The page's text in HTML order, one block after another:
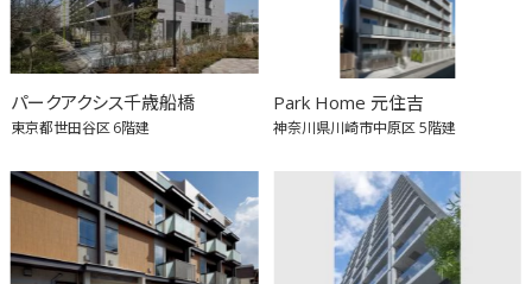
パークアクシス千歳船橋
東京都世田谷区6階建
Park Home 元住吉
神奈川県川崎市中原区5階建